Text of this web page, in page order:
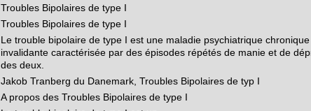
Troubles Bipolaires de type I
Troubles Bipolaires de type I
Le trouble bipolaire de type I est une maladie psychiatrique
invalidante caractérisée par des épisodes répétés de manie et de
des deux.
Jakob Tranberg du Danemark, Troubles Bipolaires de typ I
A propos des Troubles Bipolaires de type I